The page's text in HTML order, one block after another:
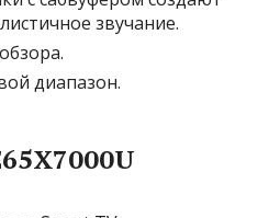
звучание.
диапазон.